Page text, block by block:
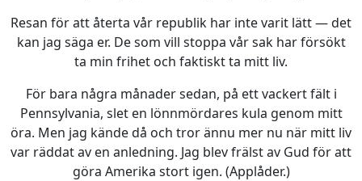
Resan för att återta vår republik har inte varit lätt — det
kan jag säga er. De som vill stoppa vår sak har försökt
ta min frihet och faktiskt ta mitt liv.
För bara några månader sedan, på ett vackert fält i
Pennsylvania, slet en lönnmördares kula genom mitt
öra. Men jag kände då och tror ännu mer nu när mitt liv
var räddat av en anledning. Jag blev frälst av Gud för att
göra Amerika stort igen. (Applåder.)